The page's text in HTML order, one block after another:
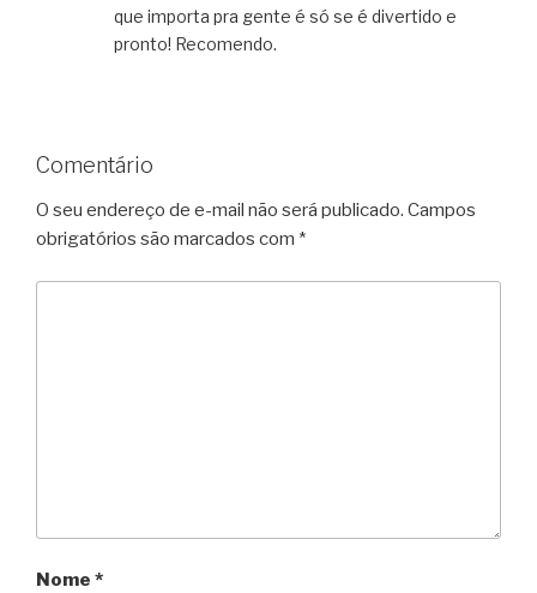
que importa pra gente é só se é divertido e
pronto! Recomendo.
Comentário
O seu endereço de e-mail não será publicado. Campos
obrigatórios são marcados com *
Nome *